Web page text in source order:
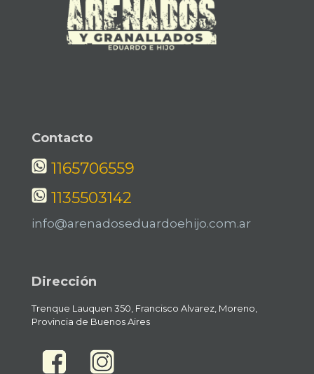
Contacto
1165706559
1135503142
info@arenadoseduardoehijo.com.ar
Dirección
Trenque Lauquen 350, Francisco Alvarez, Moreno,
Provincia de Buenos Aires